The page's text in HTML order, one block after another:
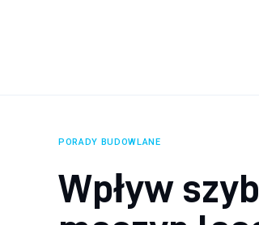
PORADY BUDOWLANE
Wpływ